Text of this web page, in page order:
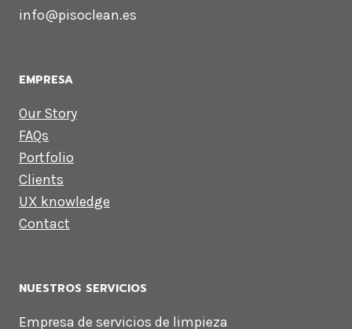
info@pisoclean.es
EMPRESA
Our Story
FAQs
Portfolio
Clients
UX knowledge
Contact
NUESTROS SERVICIOS
Empresa de servicios de limpieza